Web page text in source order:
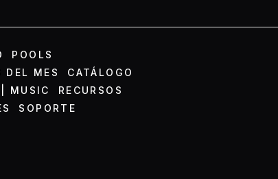
POOLS
DEL MES
CATÁLOGO
MUSIC
RECURSOS
SOPORTE